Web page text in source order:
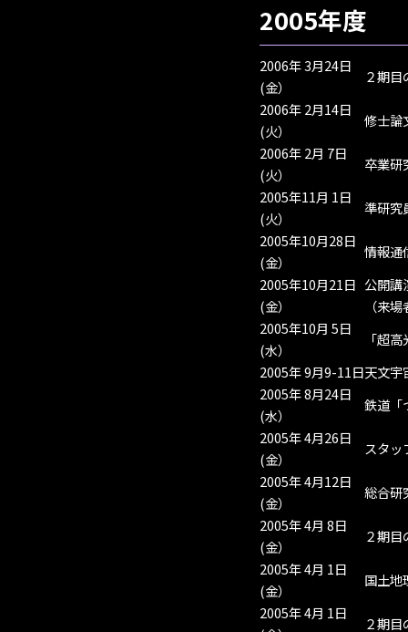
2005年度
2006年 3月24日
(金）
２期
2006年 2月14日
(火）
修士論
2006年 2月 7日
(火）
卒業研
2005年11月 1日
(火）
準研究
2005年10月28日
(金）
情報通
2005年10月21日
(金）
公開講
（来
2005年10月 5日
(水）
「超
2005年 9月9-11日天文宇
2005年 8月24日
(水）
鉄道「
2005年 4月26日
(金）
スタッ
2005年 4月12日
(金）
総合研
2005年 4月 8日
(金）
２期
2005年 4月 1日
(金）
国土地
2005年 4月 1日
２期